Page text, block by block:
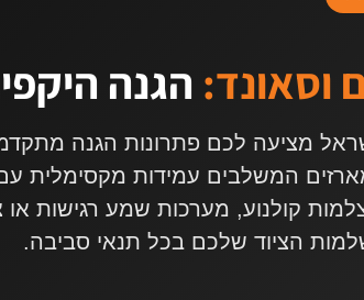
וסאונד: הגנה
מציעה לכם פתרונות הגנה
המשלבים עמידות מקסימלית עם
קולנוע, מערכות שמע רגישות או
הציוד שלכם בכל תנאי סביבה.